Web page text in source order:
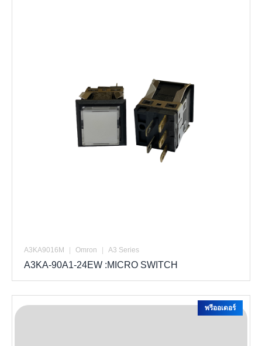
A3KA9016M Omron A3 Series
A3KA-90A1-24EW :MICRO SWITCH
พรีออเดอร์